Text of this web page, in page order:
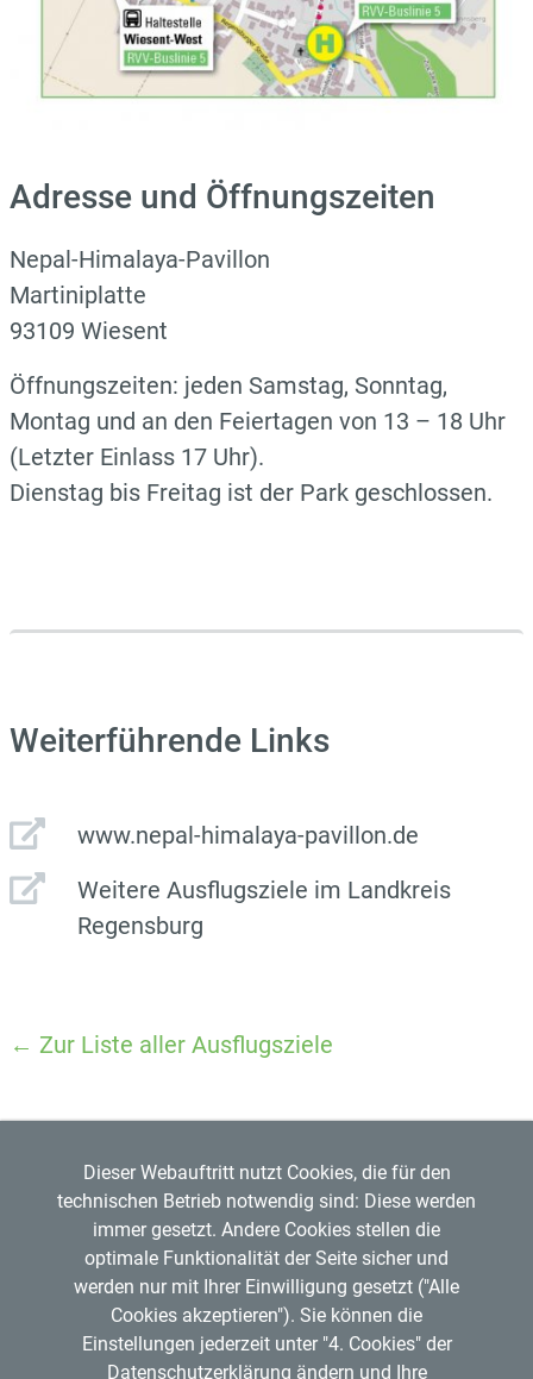
Adresse und Öffnungszeiten
​Nepal-Himalaya-Pavillon
Martiniplatte
93109 Wiesent
Öffnungszeiten: jeden Samstag, Sonntag,
Montag und an den Feiertagen von 13 – 18 Uhr
(Letzter Einlass 17 Uhr).
Dienstag bis Freitag ist der Park geschlossen.
Weiterführende Links
www.nepal-himalaya-pavillon.de
Weitere Ausflugsziele im Landkreis
Regensburg
← Zur Liste aller Ausflugsziele
Regensburger Verkehrsverbund GmbH
VDV
Copyright © 2026 RVV
RVV-Kundenzentrum
Dieser Webauftritt nutzt Cookies, die für den
technischen Betrieb notwendig sind: Diese werden
immer gesetzt. Andere Cookies stellen die
optimale Funktionalität der Seite sicher und
werden nur mit Ihrer Einwilligung gesetzt ("Alle
Cookies akzeptieren"). Sie können die
Einstellungen jederzeit unter "4. Cookies" der
Datenschutzerklärung ändern und Ihre